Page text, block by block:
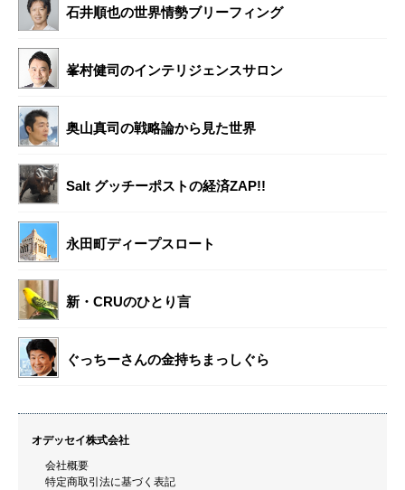
石井順也の世界情勢ブリーフィング
峯村健司のインテリジェンスサロン
奥山真司の戦略論から見た世界
Salt グッチーポストの経済ZAP!!
永田町ディープスロート
新・CRUのひとり言
ぐっちーさんの金持ちまっしぐら
オデッセイ株式会社
会社概要
特定商取引法に基づく表記